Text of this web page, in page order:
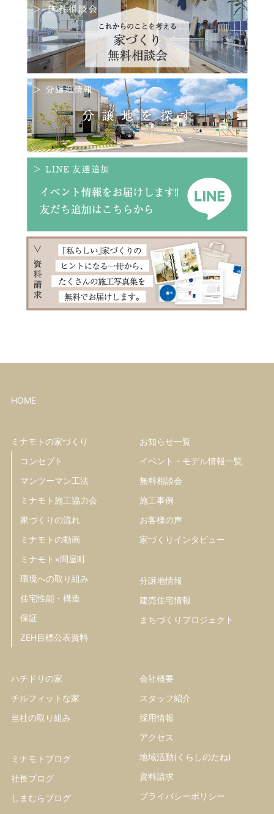
HOME
ミナモトの家づくり
コンセプト
マンツーマン工法
ミナモト施工協力会
家づくりの流れ
ミナモトの動画
ミナモト×問屋町
環境への取り組み
住宅性能・構造
保証
ZEH目標公表資料
お知らせ一覧
イベント・モデル情報一覧
無料相談会
施工事例
お客様の声
家づくりインタビュー
分譲地情報
建売住宅情報
まちづくりプロジェクト
ハチドリの家
チルフィットな家
当社の取り組み
ミナモトブログ
社長ブログ
しまむらブログ
会社概要
スタッフ紹介
採用情報
アクセス
地域活動(くらしのたね)
資料請求
プライバシーポリシー